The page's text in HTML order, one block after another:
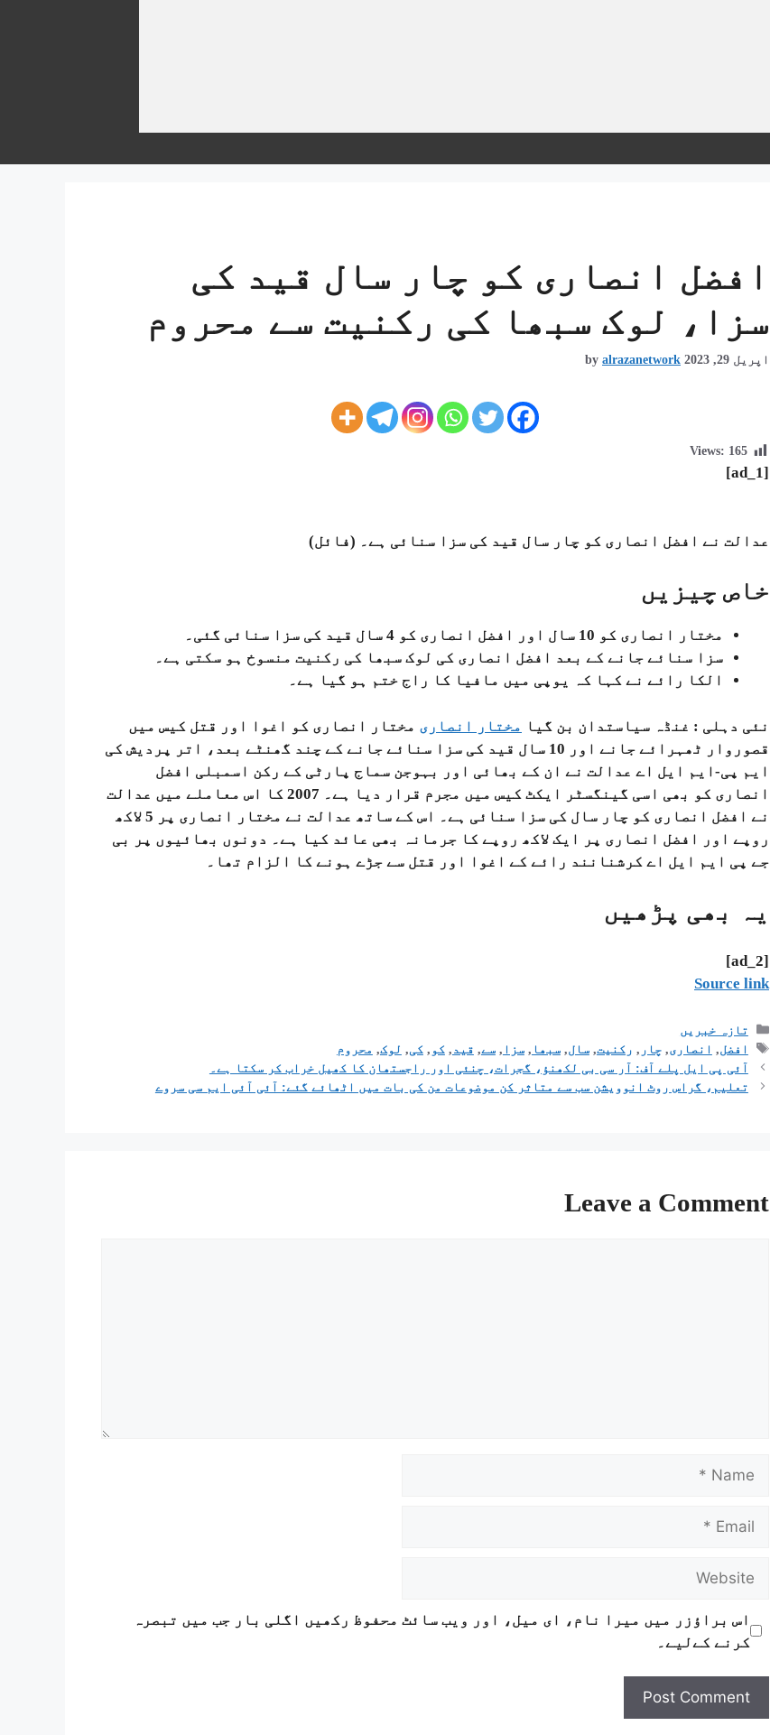
افضل انصاری کو چار سال قید کی
سزا، لوک سبھا کی رکنیت سے محروم
اپریل 29, 2023 by alrazanetwork
Views: 165
[ad_1]
خاص چیزیں
مختار انصاری کو 10 سال اور افضل انصاری کو 4 سال قید کی سزا سنائی گئی۔
الکا رائے نے کہا کہ یوپی میں مافیا کا راج ختم ہو گیا ہے۔
نئی دہلی :غنڈہ سیاستدان بن گیامختار انصاریمختار انصاری کو اغوا اور قتل کیس میں
قصوروار ٹھہرائے جانے اور 10 سال قید کی سزا سنائے جانے کے چند گھنٹے بعد، اتر پردیش کی
جے پی ایم ایل اے کرشنانند رائے کے اغوا اور قتل سے جڑے ہونے کا الزام تھا۔